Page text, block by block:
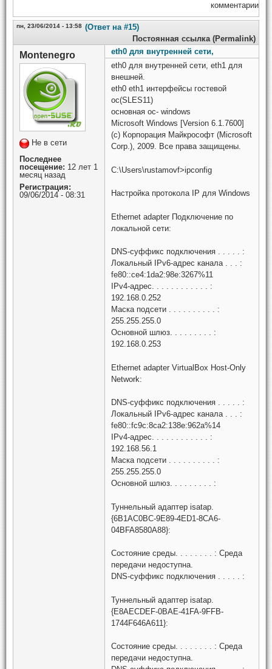
комментарии
пн, 23/06/2014 - 13:58 (Ответ на #15)
Постоянная ссылка (Permalink)
Montenegro
Не в сети
Последнее
посещение: 12 лет 1
месяц назад
Регистрация:
09/06/2014 - 08:31
eth0 для внутренней сети,
eth0 для внутренней сети, eth1 для
внешней.
eth0 eth1 интерфейсы гостевой
ос(SLES11)
основная ос- windows
Microsoft Windows [Version 6.1.7600]
(c) Корпорация Майкрософт (Microsoft
Corp.), 2009. Все права защищены.
C:\Users\rustamovf>ipconfig
Настройка протокола IP для Windows
Ethernet adapter Подключение по
локальной сети:
DNS-суффикс подключения . . . . . :
Локальный IPv6-адрес канала . . . :
fe80::ce4:1da2:98e:3267%11
IPv4-адрес. . . . . . . . . . . . :
192.168.0.252
Маска подсети . . . . . . . . . . :
255.255.255.0
Основной шлюз. . . . . . . . . :
192.168.0.253
Ethernet adapter VirtualBox Host-Only
Network:
DNS-суффикс подключения . . . . . :
Локальный IPv6-адрес канала . . . :
fe80::fc9c:8ca2:138e:962a%14
IPv4-адрес. . . . . . . . . . . . :
192.168.56.1
Маска подсети . . . . . . . . . . :
255.255.255.0
Основной шлюз. . . . . . . . . :
Туннельный адаптер isatap.
{6B1AC0BC-9E89-4ED1-8CA6-
04BFA8580A88}:
Состояние среды. . . . . . . . : Среда
передачи недоступна.
DNS-суффикс подключения . . . . . :
Туннельный адаптер isatap.
{E8AECDEF-0BAE-41FA-9FFB-
1744F646A611}:
Состояние среды. . . . . . . . : Среда
передачи недоступна.